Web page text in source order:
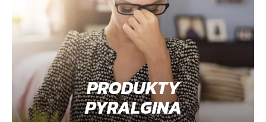
PRODUKTY
PYRALGINA